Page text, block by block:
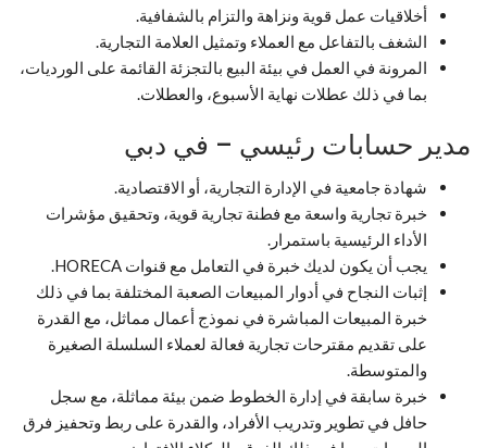
أخلاقيات عمل قوية ونزاهة والتزام بالشفافية.
الشغف بالتفاعل مع العملاء وتمثيل العلامة التجارية.
المرونة في العمل في بيئة البيع بالتجزئة القائمة على الورديات،
بما في ذلك عطلات نهاية الأسبوع، والعطلات.
مدير حسابات رئيسي – في دبي
شهادة جامعية في الإدارة التجارية، أو الاقتصادية.
خبرة تجارية واسعة مع فطنة تجارية قوية، وتحقيق مؤشرات
الأداء الرئيسية باستمرار.
يجب أن يكون لديك خبرة في التعامل مع قنوات HORECA.
إثبات النجاح في أدوار المبيعات الصعبة المختلفة بما في ذلك
خبرة المبيعات المباشرة في نموذج أعمال مماثل، مع القدرة
على تقديم مقترحات تجارية فعالة لعملاء السلسلة الصغيرة
والمتوسطة.
خبرة سابقة في إدارة الخطوط ضمن بيئة مماثلة، مع سجل
حافل في تطوير وتدريب الأفراد، والقدرة على ربط وتحفيز فرق